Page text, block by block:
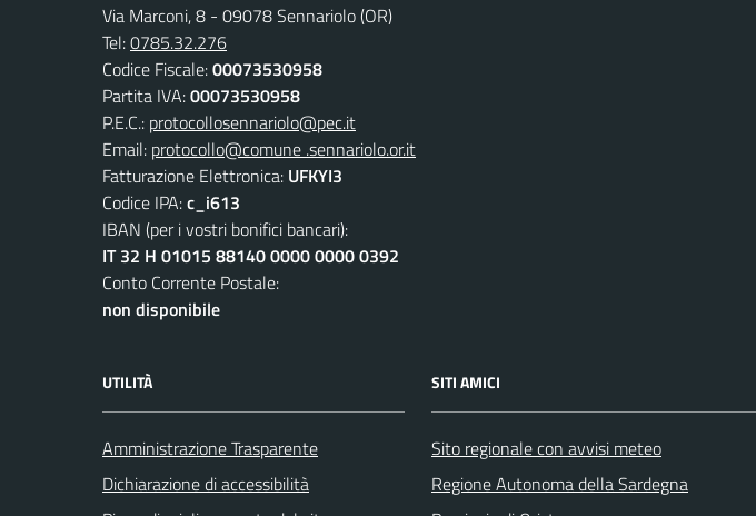
Via Marconi, 8 - 09078 Sennariolo (OR)
Tel:0785.32.276
Codice Fiscale:00073530958
Partita IVA:00073530958
P.E.C.: protocollosennariolo@pec.it
Email: protocollo@comune .sennariolo.or.it
Fatturazione Elettronica: UFKYI3
Codice IPA:c_i613
IBAN (per i vostri bonifici bancari):
IT 32 H 01015 88140 0000 0000 0392
Conto Corrente Postale:
non disponibile
UTILITÀ
Amministrazione Trasparente
Dichiarazione di accessibilità
SITI AMICI
Sito regionale con avvisi meteo
Regione Autonoma della Sardegna